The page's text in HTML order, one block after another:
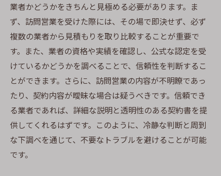
業者かどうかをきちんと見極める必要があります。ま
ず、訪問営業を受けた際には、その場で即決せず、必ず
複数の業者から見積もりを取り比較することが重要で
す。また、業者の資格や実績を確認し、公式な認定を受
けているかどうかを調べることで、信頼性を判断するこ
とができます。さらに、訪問営業の内容が不明瞭であっ
たり、契約内容が曖昧な場合は疑うべきです。信頼でき
る業者であれば、詳細な説明と透明性のある契約書を提
供してくれるはずです。このように、冷静な判断と周到
な下調べを通じて、不要なトラブルを避けることが可能
です。